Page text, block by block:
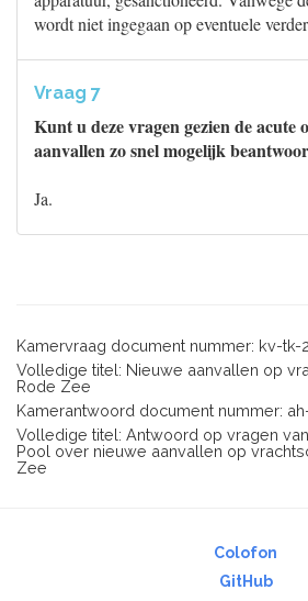
wordt niet ingegaan op eventuele
Vraag 7
Kunt u deze vragen gezien de acute
aanvallen zo snel mogelijk
Ja.
Kamervraag document nummer: kv-tk-
Volledige titel: Nieuwe aanvallen op
Rode Zee
Kamerantwoord document nummer:
Volledige titel: Antwoord op vragen
Pool over nieuwe aanvallen op
Zee
Colofon
GitHub